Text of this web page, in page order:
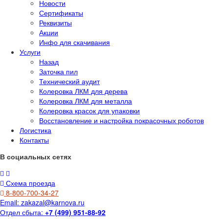
Новости
Сертификаты
Реквизиты
Акции
Инфо для скачивания
Услуги
Назад
Заточка пил
Технический аудит
Колеровка ЛКМ для дерева
Колеровка ЛКМ для металла
Колеровка красок для упаковки
Восстановление и настройка покрасочных роботов
Логистика
Контакты
В социальных сетях
Схема проезда
8-800-700-34-27
Email: zakazal@karnova.ru
Отдел сбыта: +7 (499) 951-88-92